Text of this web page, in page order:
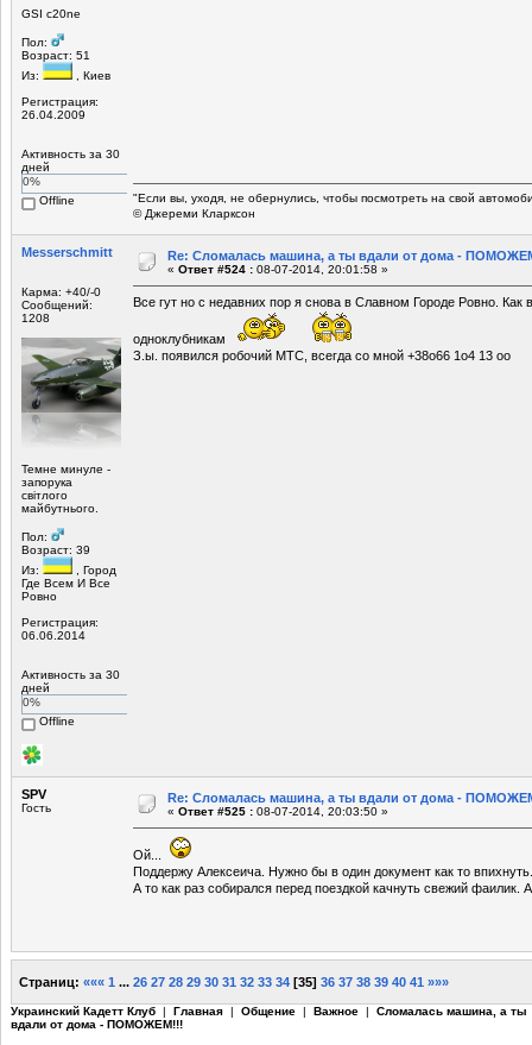
GSI c20ne
Пол:
Возраст: 51
Из:
, Киев
Регистрация:
26.04.2009
Активность за 30
дней
0%
Offline
"Если вы, уходя, не обернулись, чтобы посмотреть на свой
© Джереми Кларксон
Mеsserschmitt
Карма: +40/-0
Сообщений:
1208
Темне минуле -
запорука
світлого
майбутнього.
Пол:
Возраст: 39
Из:
, Город
Где Всем И Все
Ровно
Регистрация:
06.06.2014
Активность за 30
дней
0%
Offline
Re: Сломалась машина, а ты вдали от дома -
« Ответ #524 : 08-07-2014, 20:01:58 »
Все гут но с недавних пор я снова в Славном Городе Ровно. Как
одноклубникам
З.ы. появился робочий МТС, всегда со мной +38о66 1о4 13 оо
SPV
Гость
Re: Сломалась машина, а ты вдали от дома -
« Ответ #525 : 08-07-2014, 20:03:50 »
Ой...
Поддержу Алексеича. Нужно бы в один документ как то впихнуть.
А то как раз собирался перед поездкой качнуть свежий фаилик.
Страниц: ««« 1 ... 26 27 28 29 30 31 32 33 34 [35] 36 37 38 39 40 41 »»»
Украинский Кадетт Клуб | Главная | Общение | Важное | Сломалась машина, а ты
вдали от дома - ПОМОЖЕМ!!!